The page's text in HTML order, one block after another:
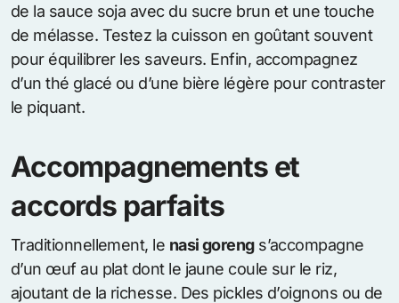
de la sauce soja avec du sucre brun et une touche
de mélasse. Testez la cuisson en goûtant souvent
pour équilibrer les saveurs. Enfin, accompagnez
d’un thé glacé ou d’une bière légère pour contraster
le piquant.
Accompagnements et
accords parfaits
Traditionnellement, le nasi gorengs’accompagne
d’un œuf au plat dont le jaune coule sur le riz,
ajoutant de la richesse. Des pickles d’oignons ou de